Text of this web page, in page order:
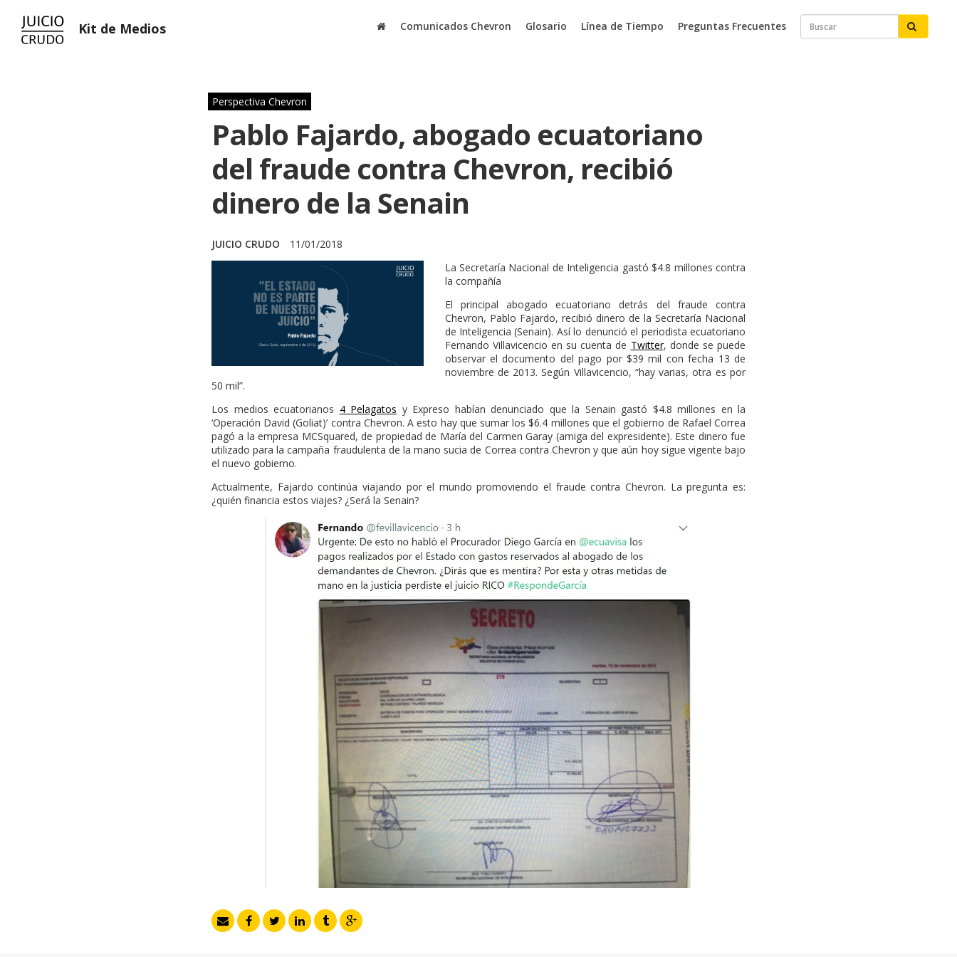
Kit de Medios Comunicados Chevron Glosario Línea de Tiempo Preguntas Frecuentes
Perspectiva Chevron
Pablo Fajardo, abogado ecuatoriano
del fraude contra Chevron, recibió
dinero de la Senain
JUICIO CRUDO
11/01/2018
La Secretaría Nacional de Inteligencia gastó $4.8 millones contra
la compañía
El principal abogado ecuatoriano detrás del fraude contra
Chevron, Pablo Fajardo, recibió dinero de la Secretaría Nacional
de Inteligencia (Senain). Así lo denunció el periodista ecuatoriano
Fernando Villavicencio en su cuenta de Twitter, donde se puede
observar el documento del pago por $39 mil con fecha 13 de
noviembre de 2013. Según Villavicencio, “hay varias, otra es por
50 mil”.
Los medios ecuatorianos 4 Pelagatos y Expreso habían denunciado que la Senain gastó $4.8 millones en la
‘Operación David (Goliat)’ contra Chevron. A esto hay que sumar los $6.4 millones que el gobierno de Rafael Correa
pagó a la empresa MCSquared, de propiedad de María del Carmen Garay (amiga del expresidente). Este dinero fue
utilizado para la campaña fraudulenta de la mano sucia de Correa contra Chevron y que aún hoy sigue vigente bajo
el nuevo gobierno.
Actualmente, Fajardo continúa viajando por el mundo promoviendo el fraude contra Chevron. La pregunta es:
¿quién financia estos viajes? ¿Será la Senain?